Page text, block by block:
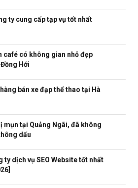
ty cung cấp tạp vụ tốt nhất
café có không gian nhỏ đẹp
Hới
bán xe đạp thể thao tại Hà
mụn tại Quảng Ngãi, đã không
dấu
ty dịch vụ SEO Website tốt nhất